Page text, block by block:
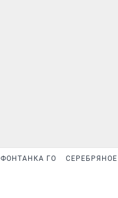
ФОНТАНКА ГО